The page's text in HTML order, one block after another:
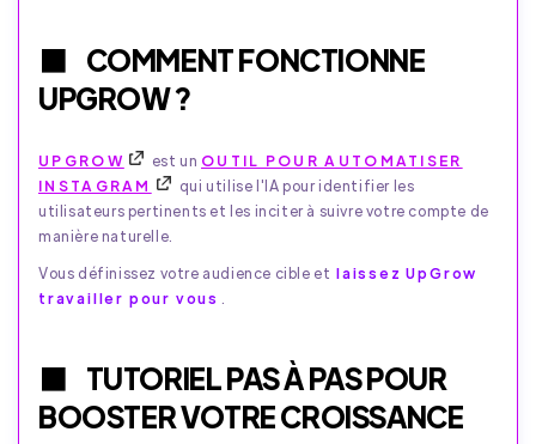
COMMENT FONCTIONNE
UPGROW ?
UPGROW est un OUTIL POUR AUTOMATISER
INSTAGRAM
qui utilise l'IA pour identifier les
utilisateurs pertinents et les inciter à suivre votre compte de
manière naturelle.
Vous définissez votre audience cible et laissez UpGrow
travailler pour vous
TUTORIEL PAS À PAS POUR
BOOSTER VOTRE CROISSANCE